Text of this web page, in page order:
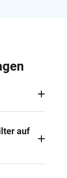
Mit
auf